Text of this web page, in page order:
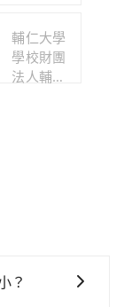
輔仁大學
學校財團
法人輔仁
？